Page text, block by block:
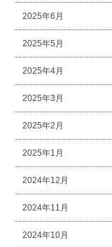
2025年6月
2025年5月
2025年4月
2025年3月
2025年2月
2025年1月
2024年12月
2024年11月
2024年10月